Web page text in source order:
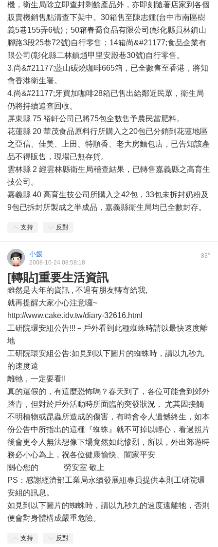
機，衛生局除立即查封剩餘產品外，亦即刻隨著店家到各個
販賣機銷售點清查下架中。30箱售至陳志鍾(台中市南區樹
義5巷155弄6號)；50箱春喬食品有限公司(彰化縣員林鎮山
腳路3段25巷72號)自行零售；14箱尚&#21177;食品企業有
限公司(彰化縣二林鎮趙甲里安殿巷30號)自行零售。
3.尚&#21177;藍山碳燒咖啡665箱，已全數售至香港，將知
會香港衛生署。
4.尚&#21177;牙買加咖啡28箱已售出給鄰近民眾，衛生局
仍將持續追查回收。
屏東縣 75 裕軒公司已將75包全數售予農民當肥料。
花蓮縣 20 華茂食品原料行所購入之20包已分銷到花蓮地區
之亞信、佳美、上田、特順香、老大房麵包店，已告知該產
品不得販售，現場已無存貨。
雲林縣 2 經雲林縣衛生局稽查結果，已轉售嘉義縣之高育生
技公司。
嘉義縣 40 高育生技公司所購入之42包，33包未拆封奶粉及
9包已拆封所製成之半成品，嘉義縣衛生局均已全數封存。
支持 反對
83#
小媛
2008-10-24 08:58:18
[轉貼]重要生活資訊
雖然是去年的資訊 , 不過有朋友轉寄給我,
就再提醒大家小心注意囉~
http://www.cake.idv.tw/diary-32616.html
工研院環安組公告!!!－戶外看到此種蜘蛛時請以最快速度離
地
工研院環安組公告:如見到以下圖片的蜘蛛時，請以九秒九
的速度遠
離牠，一定要看!!
真的還假的，有這麼恐怖嗎？春天到了，各位可能會到郊外
踏青，但對於戶外活動時所面臨的突發狀況， 尤其因接觸
不明植物或昆蟲所造成的傷害，有時會令人遺憾終生，如本
份公告中所指出的這種『蜘蛛』就不可掉以輕心，看過照片
後會更令人無法想像下場竟然如此慘烈，所以，外出郊遊時
務必小心為上，祝各位健康愉快、闔家平安
關心您的 勞安室 敬上
PS：感謝經濟部工業局永續發展組專員提供本則工研院環
安組的訊息。
如見到以下圖片的蜘蛛時，請以九秒九的速度遠離牠，否則
便會對身體構成嚴重危險。
支持 反對